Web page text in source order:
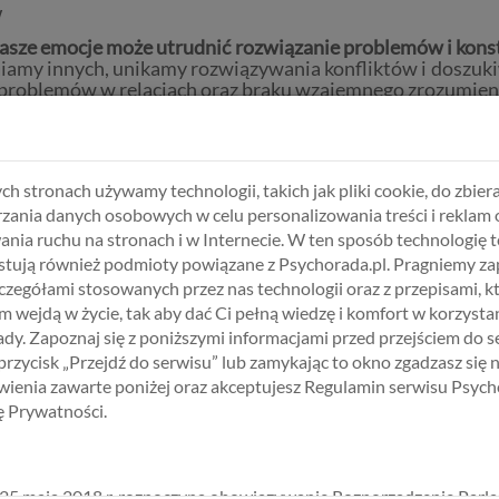
emocje może utrudnić rozwiązanie problemów i
innych, unikamy rozwiązywania konfliktów i
w relacjach oraz braku wzajemnego
kuszące, ale nie prowadzi do rozwiązania problemów
odpowiedzialność za to, co czujemy, leży w naszych
sobie z emocjami w konstruktywny sposób.
samopoczucie emocjonalne.
na Rozwiązaniu
USŁUGĘ, SPECJALISTĘ I
stronach używamy technologii, takich jak pliki cookie, do
danych osobowych w celu personalizowania treści i reklam
ruchu na stronach i w Internecie. W ten sposób technologię
również podmioty powiązane z Psychorada.pl. Pragniemy
stosowanych przez nas technologii oraz z przepisami,
wejdą w życie, tak aby dać Ci pełną wiedzę i komfort w
Zapoznaj się z poniższymi informacjami przed przejściem do
„Przejdź do serwisu” lub zamykając to okno zgadzasz się
zawarte poniżej oraz akceptujesz Regulamin serwisu
Prywatności.